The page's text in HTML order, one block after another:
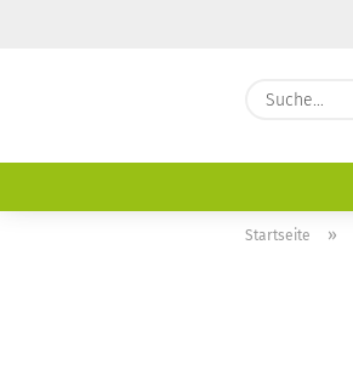
Startseite »